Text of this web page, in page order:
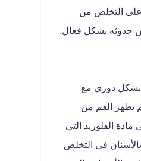
التخلص من
حدوثه بشكل فعال.
بشكل دوري مع
يطهر الفم من
مادة الفلوريد التي
في التخلص